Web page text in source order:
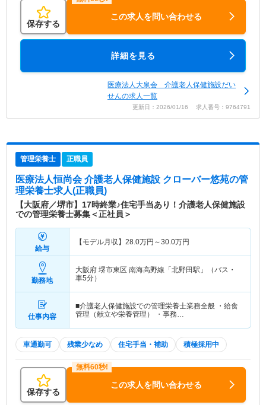
保存する
この求人を問い合わせる
詳細を見る
医療法人大泉会 介護老人保健施設だい
せんの求人一覧
更新日：2026/01/16 求人番号：9764791
管理栄養士 正職員
医療法人恒尚会 介護老人保健施設 クローバー悠苑の管
理栄養士求人(正職員)
【大阪府／堺市】17時終業♪住宅手当あり！介護老人保健施設
での管理栄養士募集＜正社員＞
給与
【モデル月収】 28.0万円～30.0万円
勤務地
大阪府 堺市東区 南海高野線「北野田駅」（バス・
車5分）
仕事内容
■介護老人保健施設での管理栄養士業務全般 ・給食
管理（献立や栄養管理） ・事務…
車通勤可 残業少なめ 住宅手当・補助 積極採用中
保存する
この求人を問い合わせる